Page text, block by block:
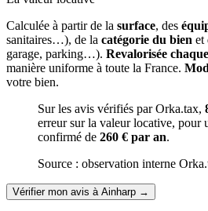
Calculée à partir de la surface, des
sanitaires…), de la catégorie du bien et
garage, parking…). Revalorisée
manière uniforme à toute la France.
votre bien.
Sur les avis vérifiés par Orka.tax,
erreur sur la valeur locative, pour
confirmé de 260 € par an.
Source : observation interne
Vérifier mon avis à Ainharp →